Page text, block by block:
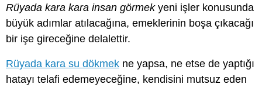
Rüyada kara kara insan görmekyeni işler konusunda
büyük adımlar atılacağına, emeklerinin boşa çıkacağı
bir işe gireceğine delalettir.
Rüyada kara su dökmek ne yapsa, ne etse de yaptığı
hatayı telafi edemeyeceğine, kendisini mutsuz eden